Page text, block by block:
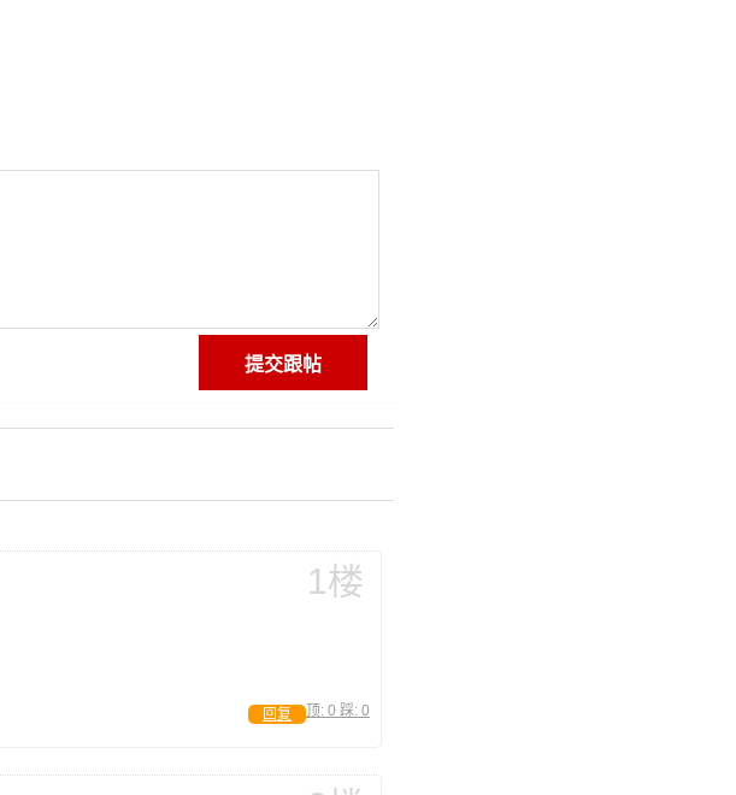
1楼
顶: 0 踩: 0
回复